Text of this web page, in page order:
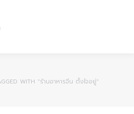
WITH "ร้านอาหารจีน ตั้งใจอยู่"